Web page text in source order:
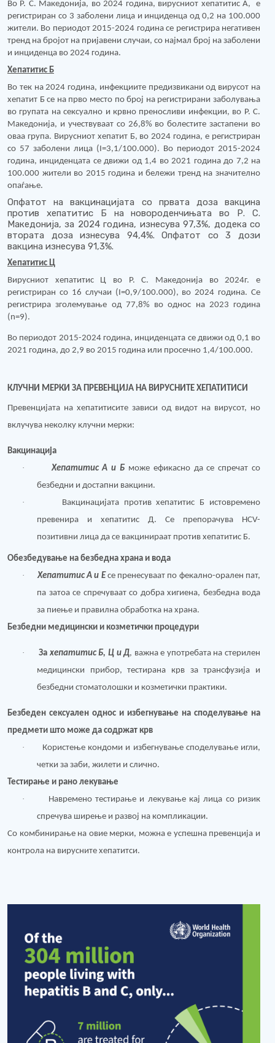
Во Р. С. Македонија, во 2024 година, вирусниот хепатитис А,
е
регистриран со 3 заболени лица и инциденца од 0,2 на 100.000
жители. Во периодот 2015-2024 година се регистрира негативен
тренд на бројот на пријавени случаи, со најмал број на заболени
и инциденца во 2024 година.
Хепатитис Б
Во тек на 2024 година, инфекциите предизвикани од вирусот на
хепатит Б се на прво место по број на регистрирани заболувања
во групата на сексуално и крвно преносливи инфекции, во Р. С.
Македонија, и учествуваат со 26,8% во болестите застапени во
оваа група. Вирусниот хепатит Б, во 2024 година, е регистриран
со 57 заболени лица (I=3,1/100.000). Во периодот 2015-2024
година, инциденцата се движи од 1,4 во 2021 година до 7,2 на
100.000 жители во 2015 година и бележи тренд на значително
опаѓање.
Опфатот на вакцинацијата со првата доза вакцина
против хепатитис Б на новороденчињата во Р. С.
Македонија, за 2024 година, изнесува 97,3%, додека со
втората доза изнесува 94,4%. Опфатот со 3 дози
вакцина изнесува 91,3%.
Хепатитис Ц
Вирусниот хепатитис Ц во Р. С. Македонија во 2024г. е
регистриран со 16 случаи (I=0,9/100.000), во 2024 година. Се
регистрира зголемување од 77,8% во однос на 2023 година
(n=9).
Во периодот 2015-2024 година, инциденцата се движи од 0,1 во
2021 година, до 2,9 во 2015 година или просечно 1,4/100.000.
КЛУЧНИ МЕРКИ ЗА ПРЕВЕНЦИЈА НА ВИРУСНИТЕ ХЕПАТИТИСИ
Превенцијата на хепатитисите зависи од видот на вирусот, но
вклучува неколку клучни мерки:
Вакцинација
·
Хепатитис А и Б може ефикасно да се спречат со
безбедни и достапни вакцини.
·
Вакцинацијата против хепатитис Б истовремено
превенира и хепатитис Д. Се препорачува HCV-
позитивни лица да се вакцинираат против хепатитис Б.
Обезбедување на безбедна храна и вода
·
Хепатитис А и Есе пренесуваат по фекално-орален пат,
па затоа се спречуваат со добра хигиена, безбедна вода
за пиење и правилна обработка на храна.
Безбедни медицински и козметички процедури
· За хепатитис Б, Ц и Д, важна е употребата на стерилен
медицински прибор, тестирана крв за трансфузија и
безбедни стоматолошки и козметички практики.
Безбеден сексуален однос и избегнување на споделување на
предмети што може да содржат крв
·
Користење кондоми и избегнување споделување игли,
четки за заби, жилети и слично.
Тестирање и рано лекување
·
Навремено тестирање и лекување кај лица со ризик
спречува ширење и развој на компликации.
Со комбинирање на овие мерки, можна е успешна превенција и
контрола на вирусните хепатитси.